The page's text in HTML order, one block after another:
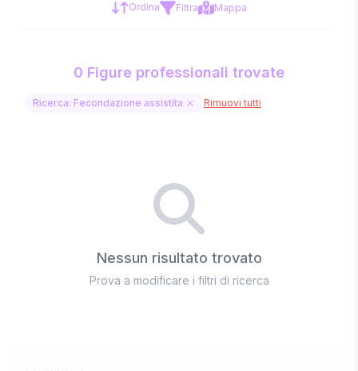
Ordina Filtra Mappa
0 Figure professionali trovate
Ricerca: Fecondazione assistita Rimuovi tutti
Nessun risultato trovato
Prova a modificare i filtri di ricerca